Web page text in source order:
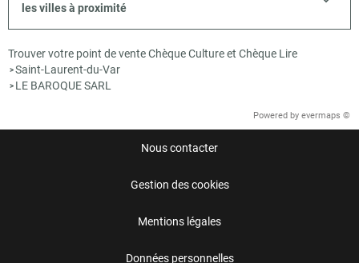
les villes à proximité
Trouver votre point de vente Chèque Culture et Chèque Lire
>Saint-Laurent-du-Var
> LE BAROQUE SARL
Powered by evermaps ©
Nous contacter
Gestion des cookies
Mentions légales
Données personnelles